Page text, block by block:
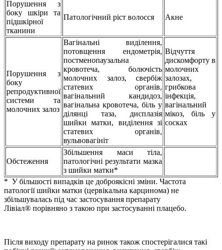
Порушення з
боку шкіри та
підшкірної
тканини
Патологічний ріст волосся Акне
Порушення з
боку
репродуктивної
системи та
молочних залоз
Вагінальні виділення,
потовщення ендометрія,
постменопаузальна
кровотеча, болючість
молочних залоз, свербіж
статевих органів,
вагінальний кандидоз,
вагінальна кровотеча, біль у
ділянці таза, дисплазія
шийки матки, виділення зі
статевих органів,
вульвовагініт
Відчуття
дискомфорту в
молочних
залозах,
грибкова
інфекція,
вагінальний
мікоз, біль у
сосках
Обстеження
Збільшення маси тіла,
патологічні результати мазка
з шийки матки*
* У більшості випадків це доброякісні зміни. Частота
патології шийки матки (цервікальна карцинома) не
збільшувалась під час застосування препарату
Лівіал® порівняно з такою при застосуванні плацебо.
Після виходу препарату на ринок також спостерігалися такі